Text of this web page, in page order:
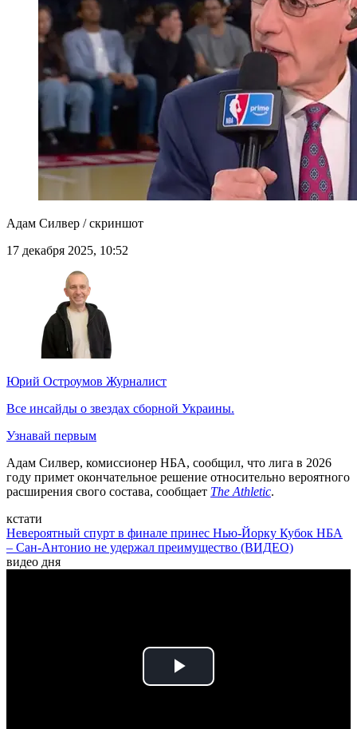
Адам Силвер / скриншот
17 декабря 2025, 10:52
Юрий Остроумов Журналист
Все инсайды о звездах сборной Украины.
Узнавай первым
Адам Силвер, комиссионер НБА, сообщил, что лига в 2026
году примет окончательное решение относительно вероятного
расширения свого состава, сообщает The Athletic.
кстати
Невероятный спурт в финале принес Нью-Йорку Кубок НБА
– Сан-Антонио не удержал преимущество (ВИДЕО)
видео дня
Play